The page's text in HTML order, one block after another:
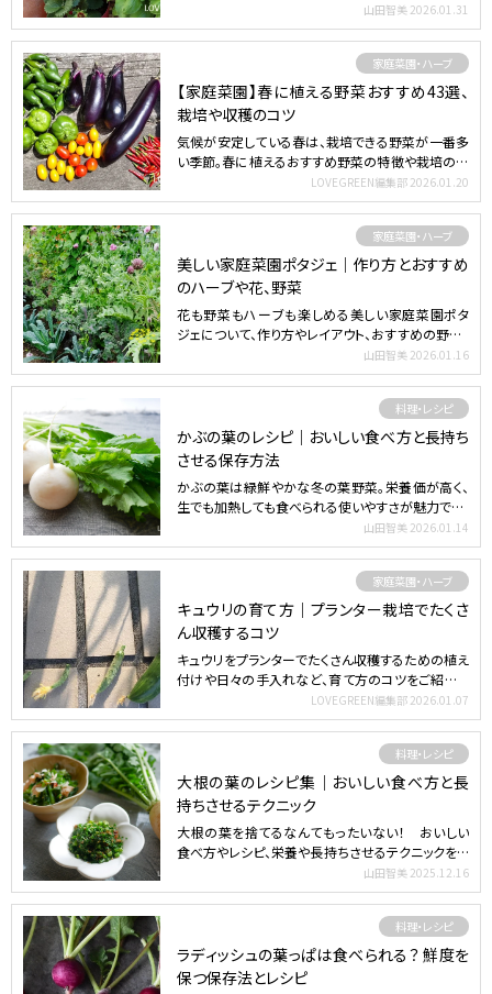
山田智美 2026.01.31
家庭菜園・ハーブ
【家庭菜園】春に植える野菜おすすめ43選、
栽培や収穫のコツ
気候が安定している春は、栽培できる野菜が一番多
い季節。春に植えるおすすめ野菜の特徴や栽培のポ
LOVEGREEN編集部 2026.01.20
家庭菜園・ハーブ
美しい家庭菜園ポタジェ｜作り方とおすすめ
のハーブや花、野菜
花も野菜もハーブも楽しめる美しい家庭菜園ポタ
ジェについて、作り方やレイアウト、おすすめの野菜、
山田智美 2026.01.16
料理・レシピ
かぶの葉のレシピ｜おいしい食べ方と長持ち
させる保存方法
かぶの葉は緑鮮やかな冬の葉野菜。栄養価が高く、
生でも加熱しても食べられる使いやすさが魅力です。
山田智美 2026.01.14
家庭菜園・ハーブ
キュウリの育て方｜プランター栽培でたくさ
ん収穫するコツ
キュウリをプランターでたくさん収穫するための植え
付けや日々の手入れなど、育て方のコツをご紹介し
LOVEGREEN編集部 2026.01.07
料理・レシピ
大根の葉のレシピ集｜おいしい食べ方と長
持ちさせるテクニック
大根の葉を捨てるなんてもったいない！ おいしい
食べ方やレシピ、栄養や長持ちさせるテクニックをご
山田智美 2025.12.16
料理・レシピ
ラディッシュの葉っぱは食べられる？ 鮮度を
保つ保存法とレシピ